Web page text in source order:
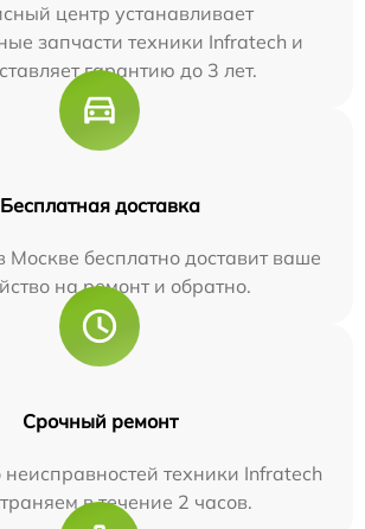
центр устанавливает
запчасти техники Infratech и
гарантию до 3 лет.
Бесплатная доставка
бесплатно доставит ваше
на ремонт и обратно.
Срочный ремонт
техники Infratech
в течение 2 часов.